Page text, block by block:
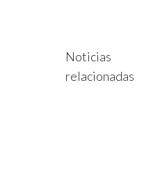
Noticias
relacionadas